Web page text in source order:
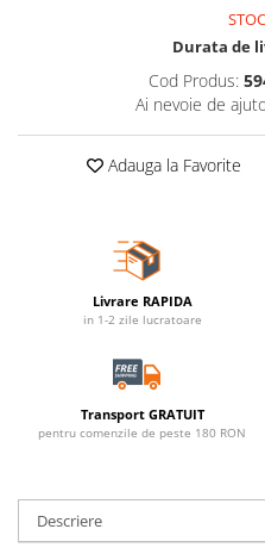
Durata de
Cod Produs:
Ai nevoie de
Adauga la Favorite
Livrare RAPIDA
in 1-2 zile lucratoare
Transport GRATUIT
pentru comenzile de peste 180 RON
Descriere